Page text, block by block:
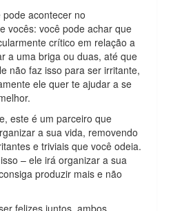
acontecer no
vocês: você pode achar que
crítico em relação a
a uma briga ou duas, até que
não faz isso para ser irritante,
ele quer te ajudar a se
este é um parceiro que
a sua vida, removendo
e triviais que você odeia.
– ele irá organizar a sua
produzir mais e não